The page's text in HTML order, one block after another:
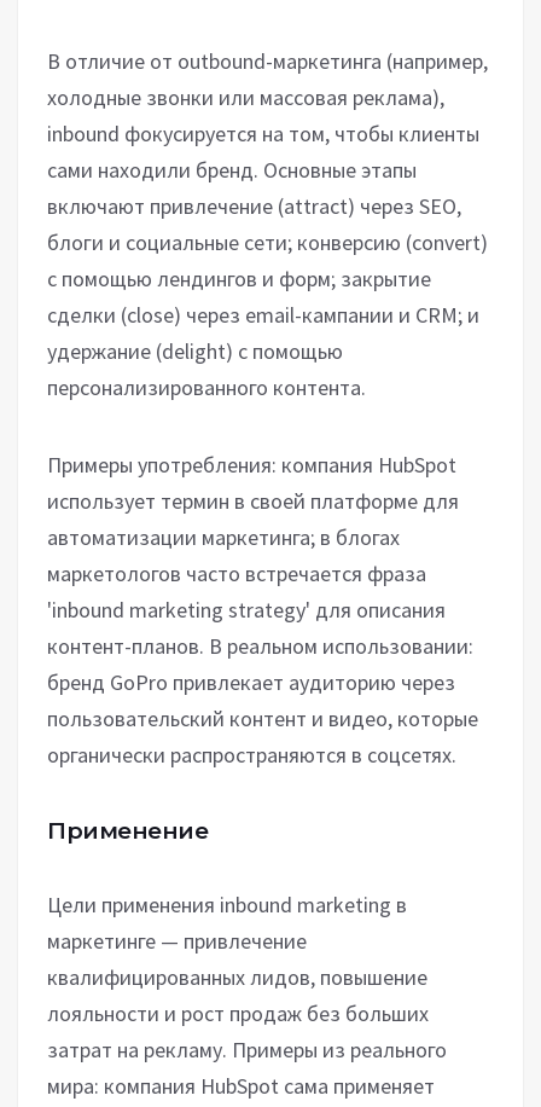
В отличие от outbound-маркетинга (например,
холодные звонки или массовая реклама),
inbound фокусируется на том, чтобы клиенты
сами находили бренд. Основные этапы
включают привлечение (attract) через SEO,
блоги и социальные сети; конверсию (convert)
с помощью лендингов и форм; закрытие
сделки (close) через email-кампании и CRM; и
удержание (delight) с помощью
персонализированного контента.
Примеры употребления: компания HubSpot
использует термин в своей платформе для
автоматизации маркетинга; в блогах
маркетологов часто встречается фраза
'inbound marketing strategy' для описания
контент-планов. В реальном использовании:
бренд GoPro привлекает аудиторию через
пользовательский контент и видео, которые
органически распространяются в соцсетях.
Применение
Цели применения inbound marketing в
маркетинге — привлечение
квалифицированных лидов, повышение
лояльности и рост продаж без больших
затрат на рекламу. Примеры из реального
мира: компания HubSpot сама применяет